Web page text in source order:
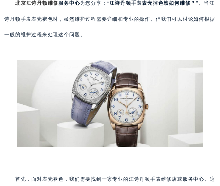
北京江诗丹顿维修服务中心为您分享：“江诗丹顿手表表壳掉色该如何维修？ ”。当江
诗丹顿手表表壳褪色时，虽然维护过程需要详细和专业的操作。但我们可以讨论如何根据
一般的维护过程来处理这个问题。
首先，面对表壳褪色，我们需要找到一家专业的江诗丹顿手表维修店或服务中心。这